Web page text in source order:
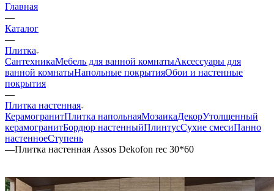
Главная
—
Каталог
—
Плитка
СантехникаМебель для ванной комнатыАксессуары для
ванной комнатыНапольные покрытияОбои и настенные
покрытия
—
Плитка настенная
КерамогранитПлитка напольнаяМозаикаДекорУтолщенный
керамогранитБордюр настенныйПлинтусСухие смесиПанно
настенноеСтупень
—Плитка настенная Assos Dekofon rec 30*60